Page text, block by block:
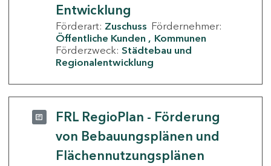
Entwicklung
Förderart: Zuschuss Fördernehmer:
Öffentliche Kunden
Kommunen
Förderzweck: Städtebau und
Regionalentwicklung
FRL RegioPlan - Förderung
von Bebauungsplänen und
Flächennutzungsplänen